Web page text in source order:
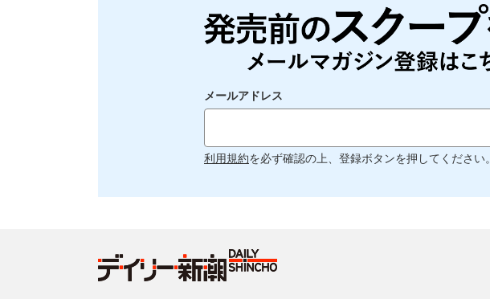
メールアドレス
利用規約を必ず確認の上、登録ボタンを押してください。